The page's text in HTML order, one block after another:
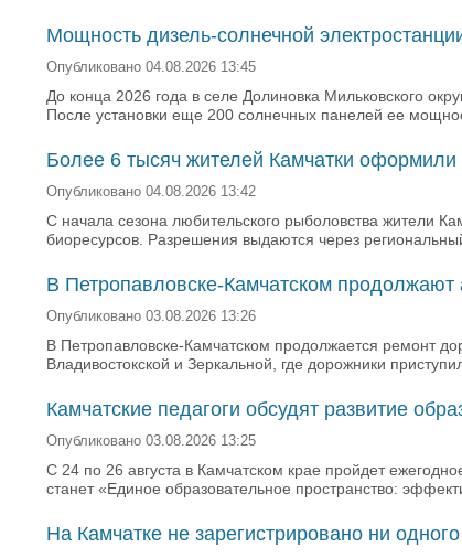
Мощность дизель-солнечной
Опубликовано 04.08.2026 13:45
До конца 2026 года в селе Долиновка Мильковского
После установки еще 200 солнечных панелей ее
Более 6 тысяч жителей Камчатки оформили
Опубликовано 04.08.2026 13:42
С начала сезона любительского рыболовства жители
биоресурсов. Разрешения выдаются через
В Петропавловске-Камчатском
Опубликовано 03.08.2026 13:26
В Петропавловске-Камчатском продолжается ремонт
Владивостокской и Зеркальной, где дорожники
Камчатские педагоги обсудят развитие
Опубликовано 03.08.2026 13:25
С 24 по 26 августа в Камчатском крае пройдет
станет «Единое образовательное пространство:
На Камчатке не зарегистрировано ни